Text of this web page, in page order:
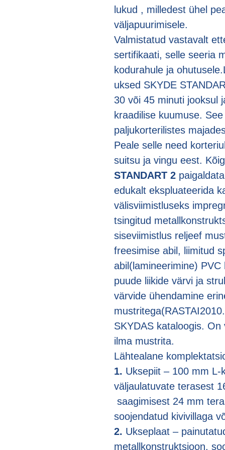
lukud , milledest ühel
väljapuurimisele.
Valmistatud vastavalt
sertifikaati, selle seeria
kodurahule ja
uksed SKYDE
30 või 45 minuti jooksul
kraadilise kuumuse.
paljukorterilistes
Peale selle need
suitsu ja vingu eest.
STANDART 2
edukalt ekspluateerida
välisviimistluseks
tsingitud
siseviimistlus reljeef
freesimise abil, liimitud
abil(lamineerimine)
puude liikide värvi ja
värvide ühendamine
SKYDAS kataloogis.
ilma mustrita.
Lähtealane
1. Uksepiit – 100 mm L-
väljaulatuvate terasest
saagimisest 24 mm
soojendatud
2. Ukseplaat –
metallkonstruktsioon,